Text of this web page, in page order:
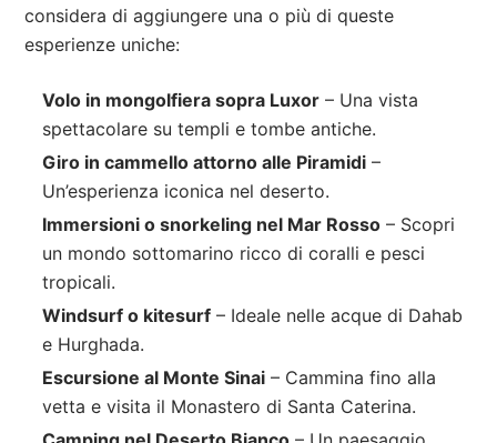
considera di aggiungere una o più di queste
esperienze uniche:
Volo in mongolfiera sopra Luxor – Una vista
spettacolare su templi e tombe antiche.
Giro in cammello attorno alle Piramidi –
Un’esperienza iconica nel deserto.
Immersioni o snorkeling nel Mar Rosso – Scopri
un mondo sottomarino ricco di coralli e pesci
tropicali.
Windsurf o kitesurf – Ideale nelle acque di Dahab
e Hurghada.
Escursione al Monte Sinai – Cammina fino alla
vetta e visita il Monastero di Santa Caterina.